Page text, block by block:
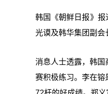
韩国《朝鲜日报》
光谟及韩华集团副会
消息人士透露，韩国
赛积极练习。李在